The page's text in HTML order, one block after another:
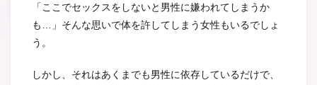
「ここでセックスをしないと男性に嫌われてしまうか
も…」 そんな思いで体を許してしまう女性もいるでしょ
う。
しかし、それはあくまでも男性に依存しているだけで、